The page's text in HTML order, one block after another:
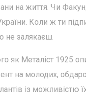
на життя. Чи
Коли ж ти
не залякаєш.
як Металіст 1925
на молодих,
із можливістю